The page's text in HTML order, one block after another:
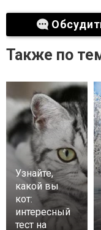
Также по
Узнайте,
какой вы
кот:
интересный
тест на